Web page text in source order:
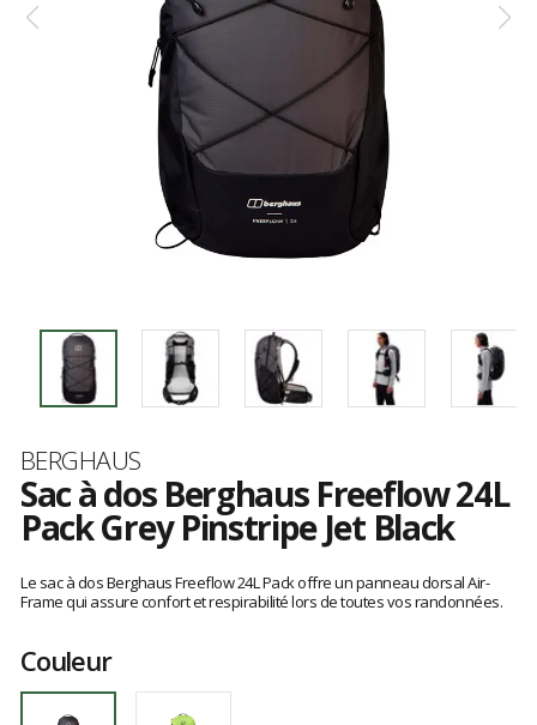
Marque
BERGHAUS
Sac à dos Berghaus Freeflow 24L
Pack Grey Pinstripe Jet Black
avis
clients
Le sac à dos Berghaus Freeflow 24L Pack offre un panneau dorsal Air-
Frame qui assure confort et respirabilité lors de toutes vos randonnées.
Couleur